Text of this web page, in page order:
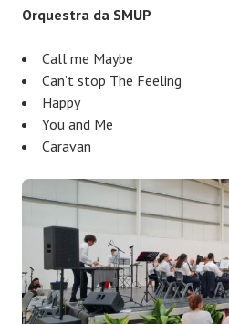
Orquestra da SMUP
Call me Maybe
Can’t stop The Feeling
Happy
You and Me
Caravan